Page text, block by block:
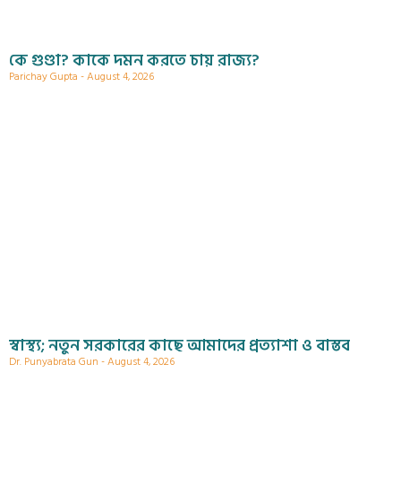
কে গুণ্ডা? কাকে দমন করতে চায় রাজ্য?
Parichay Gupta August 4, 2026
স্বাস্থ্য; নতুন সরকারের কাছে আমাদের প্রত্যাশা ও বাস্তব
Dr. Punyabrata Gun August 4, 2026